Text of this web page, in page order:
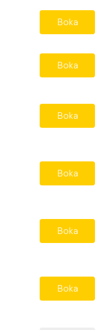
Boka
Boka
Boka
Boka
Boka
Boka